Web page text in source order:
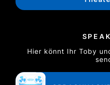
Hier könnt Ihr Toby